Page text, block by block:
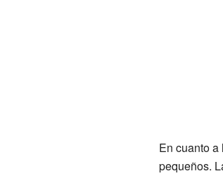
En cuanto a
pequeños.